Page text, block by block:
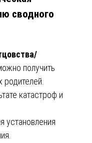
сводного
получить
родителей.
катастроф и
установления